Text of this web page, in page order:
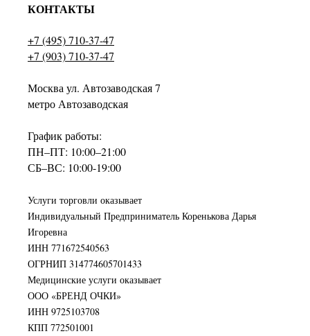
КОНТАКТЫ
+7 (495) 710-37-47
+7 (903) 710-37-47
Москва ул. Автозаводская 7
метро Автозаводская
График работы:
ПН–ПТ: 10:00–21:00
СБ–ВС: 10:00-19:00
Услуги торговли оказывает
Индивидуальный Предприниматель Коренькова Дарья
Игоревна
ИНН 771672540563
ОГРНИП 314774605701433
Медицинские услуги оказывает
ООО «БРЕНД ОЧКИ»
ИНН 9725103708
КПП 772501001